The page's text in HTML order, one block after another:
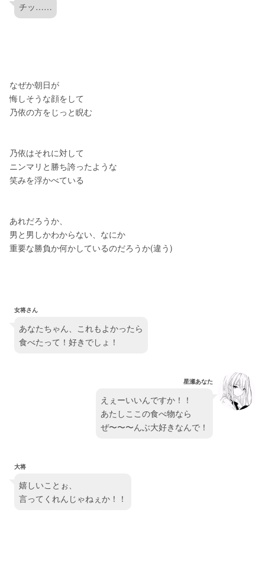
チッ……
なぜか朝日が
悔しそうな顔をして
乃依の方をじっと睨む
乃依はそれに対して
ニンマリと勝ち誇ったような
笑みを浮かべている
あれだろうか、
男と男しかわからない、なにか
重要な勝負か何かしているのだろうか(違う)
女将さん
あなたちゃん、これもよかったら
食べたって！好きでしょ！
星瀬あなた
えぇーいいんですか！！
あたしここの食べ物なら
ぜ〜〜〜んぶ大好きなんで！
大将
嬉しいことぉ、
言ってくれんじゃねぇか！！